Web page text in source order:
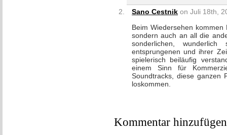
Sano Cestnik on Juli 18th,
Beim Wiedersehen
sondern auch an all die
sonderlichen,
entsprungenen und ihrer
spielerisch beiläufig
einem Sinn für
Soundtracks, diese ganzen
loskommen.
Kommentar hinzufügen